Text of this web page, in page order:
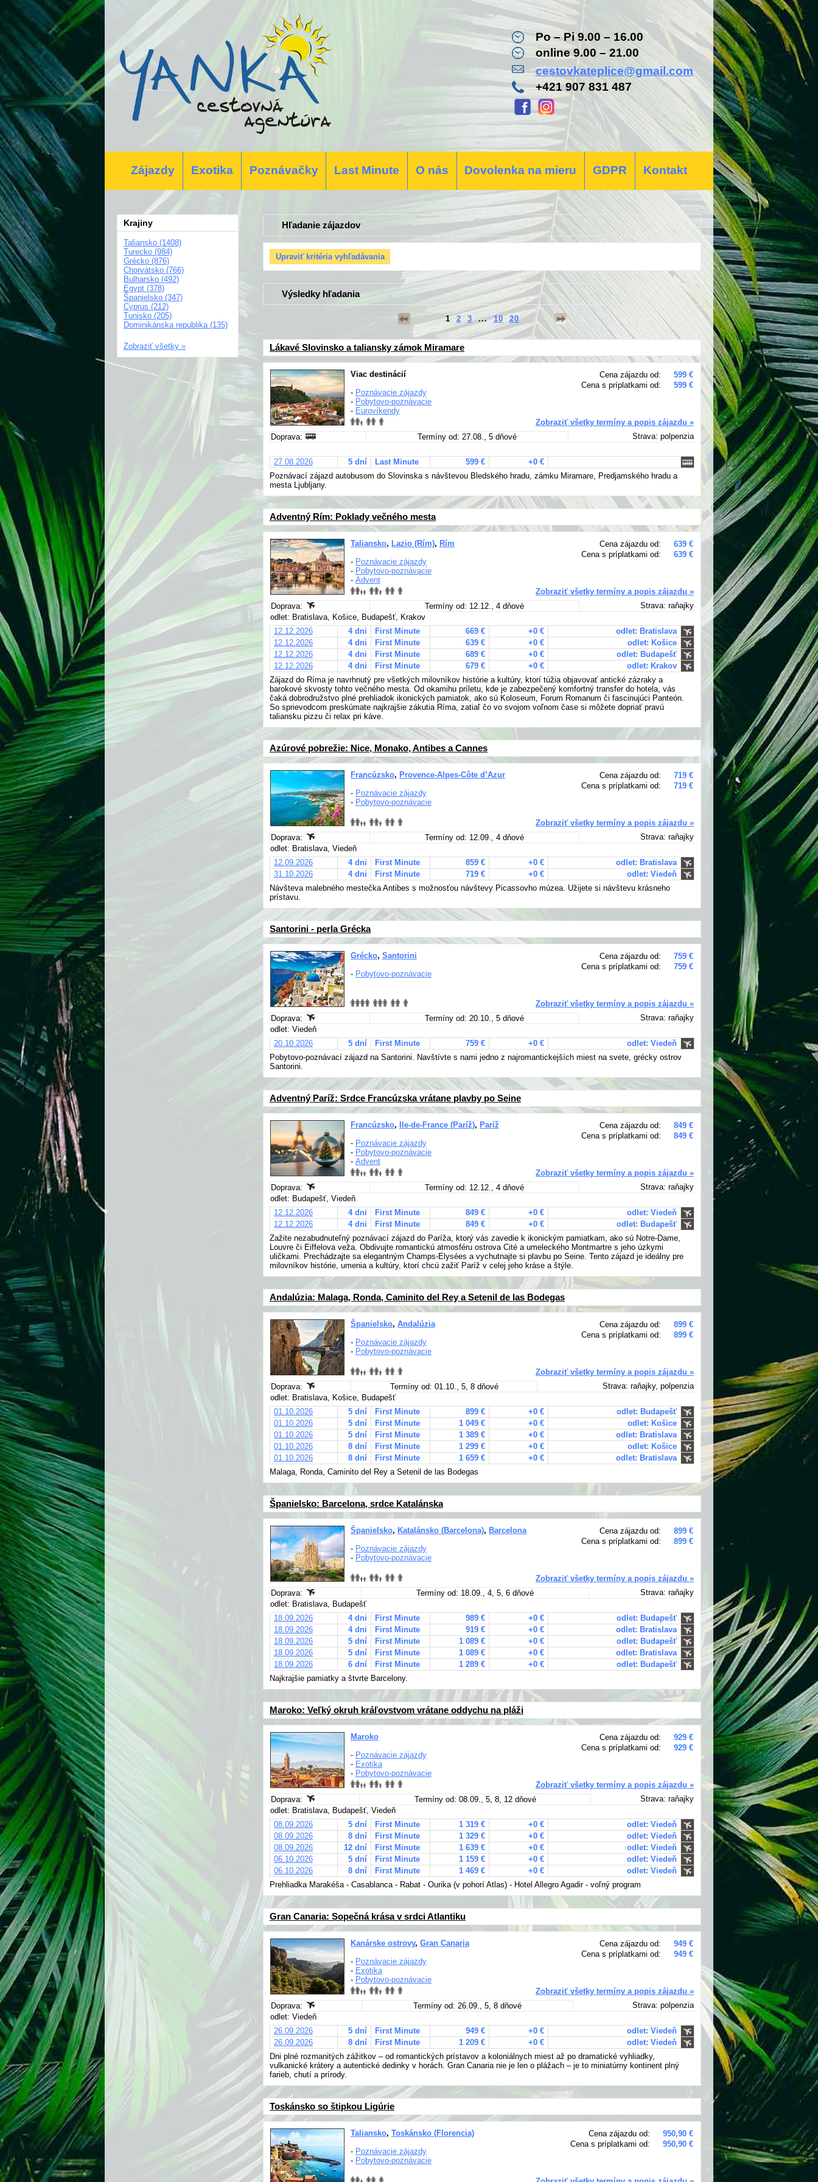
Po – Pi 9.00 – 16.00
online 9.00 – 21.00
cestovkateplice@gmail.com
+421 907 831 487
Zájazdy Exotika Poznávačky Last Minute O nás Dovolenka na mieru GDPR Kontakt
Hľadanie zájazdov
Výsledky hľadania
1 2 3 ...10 20
Lákavé Slovinsko a taliansky zámok Miramare
Cena zájazdu od:
599 €
Cena s príplatkami od:
599 €
Viac destinácií
- Poznávacie zájazdy
- Pobytovo-poznávacie
- Eurovíkendy
Zobraziť všetky termíny a popis zájazdu »
Doprava:
Termíny od: 27.08., 5 dňové Strava: polpenzia
27.08.2026 5 dní Last Minute 599 €
+0 €
Poznávací zájazd autobusom do Slovinska s návštevou Bledského hradu, zámku Miramare, Predjamského hradu a
mesta Ljubljany.
Adventný Rím: Poklady večného mesta
Cena zájazdu od:
639 €
Cena s príplatkami od:
639 €
Taliansko, Lazio (Rím), Rím
- Poznávacie zájazdy
- Pobytovo-poznávacie
- Advent
Zobraziť všetky termíny a popis zájazdu »
Doprava:
Termíny od: 12.12., 4 dňové
Strava: raňajky
odlet: Bratislava, Košice, Budapešť, Krakov
12.12.2026
4 dni First Minute 669 € +0 €
odlet: Bratislava
12.12.2026
4 dni First Minute 639 € +0 €
odlet: Košice
12.12.2026
4 dni First Minute 689 € +0 €
odlet: Budapešť
12.12.2026
4 dni First Minute 679 € +0 €
odlet: Krakov
Zájazd do Ríma je navrhnutý pre všetkých milovníkov histórie a kultúry, ktorí túžia objavovať antické zázraky a
barokové skvosty tohto večného mesta. Od okamihu príletu, kde je zabezpečený komfortný transfer do hotela, vás
čaká dobrodružstvo plné prehliadok ikonických pamiatok, ako sú Koloseum, Forum Romanum či fascinujúci Panteón.
So sprievodcom preskúmate najkrajšie zákutia Ríma, zatiaľ čo vo svojom voľnom čase si môžete dopriať pravú
taliansku pizzu či relax pri káve.
Azúrové pobrežie: Nice, Monako, Antibes a Cannes
Cena zájazdu od:
719 €
Cena s príplatkami od:
719 €
Francúzsko, Provence-Alpes-Côte d’Azur
- Poznávacie zájazdy
- Pobytovo-poznávacie
Zobraziť všetky termíny a popis zájazdu »
Doprava:
Termíny od: 12.09., 4 dňové
Strava: raňajky
odlet: Bratislava, Viedeň
12.09.2026
4 dni First Minute 859 € +0 €
odlet: Bratislava
31.10.2026
4 dni First Minute 719 € +0 €
odlet: Viedeň
Návšteva malebného mestečka Antibes s možnosťou návštevy Picassovho múzea. Užijete si návštevu krásneho
prístavu.
Santorini - perla Grécka
Cena zájazdu od:
759 €
Cena s príplatkami od:
759 €
Grécko, Santorini
- Pobytovo-poznávacie
Zobraziť všetky termíny a popis zájazdu »
Doprava:
Termíny od: 20.10., 5 dňové
Strava: raňajky
odlet: Viedeň
20.10.2026
5 dní First Minute 759 € +0 €
odlet: Viedeň
Pobytovo-poznávací zájazd na Santorini. Navštívte s nami jedno z najromantickejších miest na svete, grécky ostrov
Santorini.
Adventný Paríž: Srdce Francúzska vrátane plavby po Seine
Cena zájazdu od:
849 €
Cena s príplatkami od:
849 €
Francúzsko, Ile-de-France (Paríž), Paríž
- Poznávacie zájazdy
- Pobytovo-poznávacie
- Advent
Zobraziť všetky termíny a popis zájazdu »
Doprava:
Termíny od: 12.12., 4 dňové
Strava: raňajky
odlet: Budapešť, Viedeň
12.12.2026
4 dni First Minute 849 € +0 €
odlet: Viedeň
12.12.2026
4 dni First Minute 849 € +0 €
odlet: Budapešť
Zažite nezabudnuteľný poznávací zájazd do Paríža, ktorý vás zavedie k ikonickým pamiatkam, ako sú Notre-Dame,
Louvre či Eiffelova veža. Obdivujte romantickú atmosféru ostrova Cité a umeleckého Montmartre s jeho úzkymi
uličkami. Prechádzajte sa elegantným Champs-Elysées a vychutnajte si plavbu po Seine. Tento zájazd je ideálny pre
milovníkov histórie, umenia a kultúry, ktorí chcú zažiť Paríž v celej jeho kráse a štýle.
Andalúzia: Malaga, Ronda, Caminito del Rey a Setenil de las Bodegas
Cena zájazdu od:
899 €
Cena s príplatkami od:
899 €
Španielsko, Andalúzia
- Poznávacie zájazdy
- Pobytovo-poznávacie
Zobraziť všetky termíny a popis zájazdu »
Doprava:
Termíny od: 01.10., 5, 8 dňové
Strava: raňajky, polpenzia
odlet: Bratislava, Košice, Budapešť
01.10.2026
5 dní First Minute 899 € +0 €
odlet: Budapešť
01.10.2026
5 dní First Minute 1 049 € +0 €
odlet: Košice
01.10.2026
5 dní First Minute 1 389 € +0 €
odlet: Bratislava
01.10.2026
8 dní First Minute 1 299 € +0 €
odlet: Košice
01.10.2026
8 dní First Minute 1 659 € +0 €
odlet: Bratislava
Malaga, Ronda, Caminito del Rey a Setenil de las Bodegas
Španielsko: Barcelona, srdce Katalánska
Cena zájazdu od:
899 €
Cena s príplatkami od:
899 €
Španielsko, Katalánsko (Barcelona), Barcelona
- Poznávacie zájazdy
- Pobytovo-poznávacie
Zobraziť všetky termíny a popis zájazdu »
Doprava:
Termíny od: 18.09., 4, 5, 6 dňové
Strava: raňajky
odlet: Bratislava, Budapešť
18.09.2026
4 dni First Minute 989 € +0 €
odlet: Budapešť
18.09.2026
4 dni First Minute 919 € +0 €
odlet: Bratislava
18.09.2026
5 dní First Minute 1 089 € +0 €
odlet: Budapešť
18.09.2026
5 dní First Minute 1 089 € +0 €
odlet: Bratislava
18.09.2026
6 dní First Minute 1 289 € +0 €
odlet: Budapešť
Najkrajšie pamiatky a štvrte Barcelony.
Maroko: Veľký okruh kráľovstvom vrátane oddychu na pláži
Cena zájazdu od:
929 €
Cena s príplatkami od:
929 €
Maroko
- Poznávacie zájazdy
- Exotika
- Pobytovo-poznávacie
Zobraziť všetky termíny a popis zájazdu »
Doprava:
Termíny od: 08.09., 5, 8, 12 dňové
Strava: raňajky
odlet: Bratislava, Budapešť, Viedeň
08.09.2026
5 dní First Minute 1 319 € +0 €
odlet: Viedeň
08.09.2026
8 dní First Minute 1 329 € +0 €
odlet: Viedeň
08.09.2026
12 dní First Minute 1 639 € +0 €
odlet: Viedeň
06.10.2026
5 dní First Minute 1 159 € +0 €
odlet: Viedeň
06.10.2026
8 dní First Minute 1 469 € +0 €
odlet: Viedeň
Prehliadka Marakéša - Casablanca - Rabat - Ourika (v pohorí Atlas) - Hotel Allegro Agadir - voľný program
Gran Canaria: Sopečná krása v srdci Atlantiku
Cena zájazdu od:
949 €
Cena s príplatkami od:
949 €
Kanárske ostrovy, Gran Canaria
- Poznávacie zájazdy
- Exotika
- Pobytovo-poznávacie
Zobraziť všetky termíny a popis zájazdu »
Doprava:
Termíny od: 26.09., 5, 8 dňové
Strava: polpenzia
odlet: Viedeň
26.09.2026
5 dní First Minute 949 € +0 €
odlet: Viedeň
26.09.2026
8 dní First Minute 1 209 € +0 €
odlet: Viedeň
Dni plné rozmanitých zážitkov – od romantických prístavov a koloniálnych miest až po dramatické vyhliadky,
vulkanické krátery a autentické dedinky v horách. Gran Canaria nie je len o plážach – je to miniatúrny kontinent plný
farieb, chutí a prírody.
Toskánsko so štipkou Ligúrie
Cena zájazdu od:
950,90 €
Cena s príplatkami od:
950,90 €
Taliansko, Toskánsko (Florencia)
- Poznávacie zájazdy
- Pobytovo-poznávacie
Krajiny
Taliansko (1408)
Turecko (984)
Grécko (876)
Chorvátsko (766)
Bulharsko (492)
Egypt (378)
Španielsko (347)
Cyprus (212)
Tunisko (205)
Dominikánska republika (135)
Zobraziť všetky »